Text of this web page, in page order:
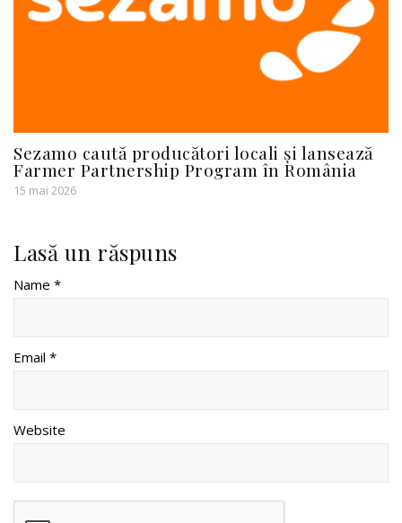
Sezamo caută producători locali și lansează
Farmer Partnership Program în România
15 mai 2026
Lasă un răspuns
Name *
Email *
Website